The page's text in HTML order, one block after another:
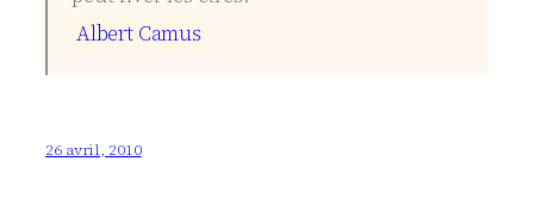
Albert Camus
26 avril, 2010